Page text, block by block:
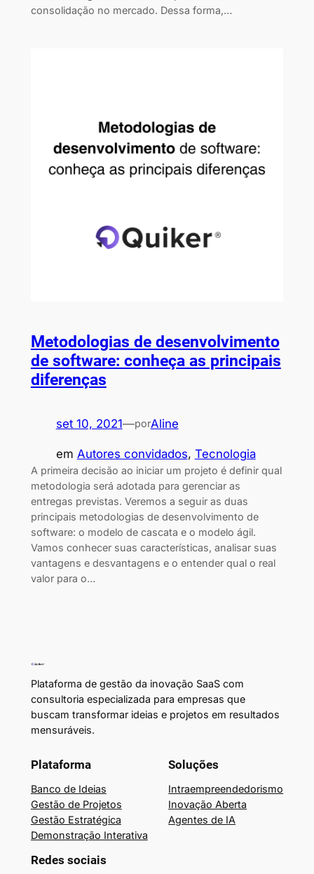
consolidação no mercado. Dessa forma,…
Metodologias de desenvolvimento
de software: conheça as principais
diferenças
set 10, 2021—porAline
em Autores convidados, Tecnologia
A primeira decisão ao iniciar um projeto é definir qual
metodologia será adotada para gerenciar as
entregas previstas. Veremos a seguir as duas
principais metodologias de desenvolvimento de
software: o modelo de cascata e o modelo ágil.
Vamos conhecer suas características, analisar suas
vantagens e desvantagens e o entender qual o real
valor para o…
Plataforma de gestão da inovação SaaS com
consultoria especializada para empresas que
buscam transformar ideias e projetos em resultados
mensuráveis.
Plataforma
Banco de Ideias
Gestão de Projetos
Gestão Estratégica
Demonstração Interativa
Soluções
Intraempreendedorismo
Inovação Aberta
Agentes de IA
Redes sociais